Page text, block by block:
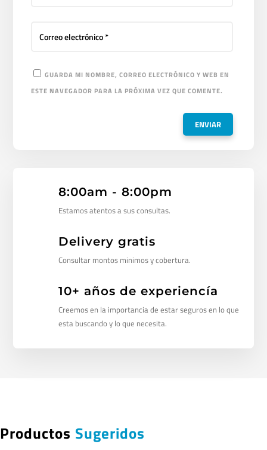
GUARDA MI NOMBRE, CORREO ELECTRÓNICO Y WEB EN
ESTE NAVEGADOR PARA LA PRÓXIMA VEZ QUE COMENTE.
8:00am - 8:00pm
Estamos atentos a sus consultas.
Delivery gratis
Consultar montos minimos y cobertura.
10+ años de experiencía
Creemos en la importancia de estar seguros en lo que
esta buscando y lo que necesita.
Productos Sugeridos